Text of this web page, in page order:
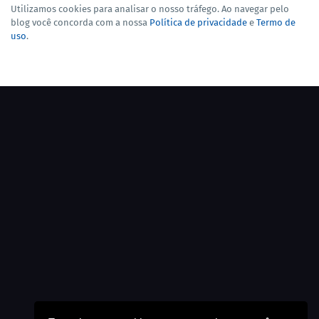
Utilizamos cookies para analisar o nosso tráfego. Ao navegar pelo
blog você concorda com a nossa Política de privacidade e Termo de
uso.